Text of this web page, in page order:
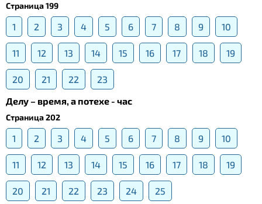
Страница 199
1 2 3 4 5 6 7 8 9 10
11 12 13 14 15 16 17 18 19
20 21 22
23
Делу – время, а потехе - час
Страница 202
1 2 3 4 5 6 7 8 9 10
11 12 13 14 15 16 17 18 19
20 21 22 23 24
25